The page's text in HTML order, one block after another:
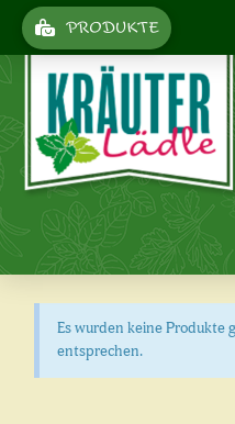
PRODUKTE
Es wurden keine Produkte
entsprechen.